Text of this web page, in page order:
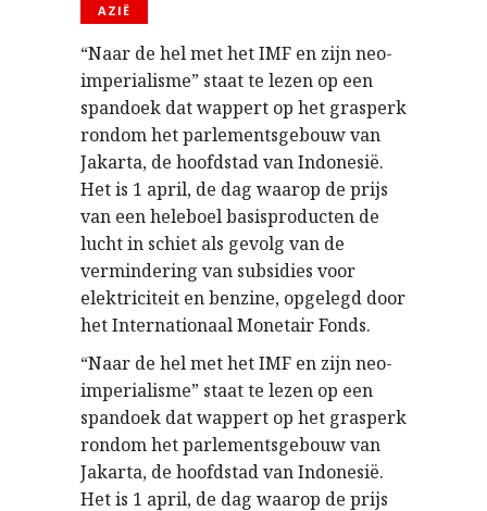
AZIË
“Naar de hel met het IMF en zijn neo-
imperialisme” staat te lezen op een
spandoek dat wappert op het grasperk
rondom het parlementsgebouw van
Jakarta, de hoofdstad van Indonesië.
Het is 1 april, de dag waarop de prijs
van een heleboel basisproducten de
lucht in schiet als gevolg van de
vermindering van subsidies voor
elektriciteit en benzine, opgelegd door
het Internationaal Monetair Fonds.
“Naar de hel met het IMF en zijn neo-
imperialisme” staat te lezen op een
spandoek dat wappert op het grasperk
rondom het parlementsgebouw van
Jakarta, de hoofdstad van Indonesië.
Het is 1 april, de dag waarop de prijs